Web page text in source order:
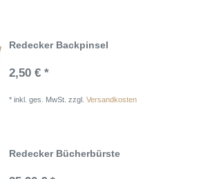
Redecker Backpinsel
2,50 € *
*inkl. ges. MwSt. zzgl.Versandkosten
Redecker Bücherbürste